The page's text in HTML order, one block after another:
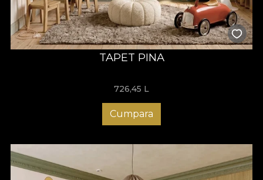
TAPET PINA
726,45 L
Cumpara